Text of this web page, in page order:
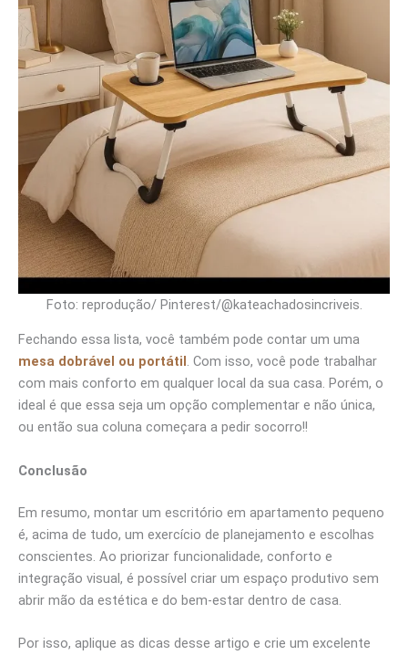
Foto: reprodução/ Pinterest/@kateachadosincriveis.
Fechando essa lista, você também pode contar um uma
mesa dobrável ou portátil . Com isso, você pode trabalhar
com mais conforto em qualquer local da sua casa. Porém, o
ideal é que essa seja um opção complementar e não única,
ou então sua coluna começara a pedir socorro!!
Conclusão
Em resumo, montar um escritório em apartamento pequeno
é, acima de tudo, um exercício de planejamento e escolhas
conscientes. Ao priorizar funcionalidade, conforto e
integração visual, é possível criar um espaço produtivo sem
abrir mão da estética e do bem-estar dentro de casa.
Por isso, aplique as dicas desse artigo e crie um excelente